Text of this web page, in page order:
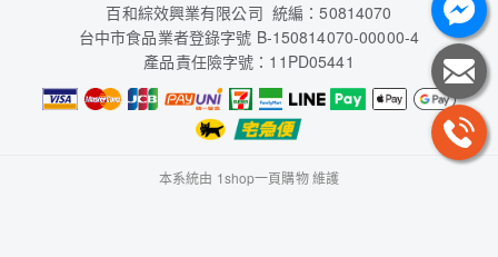
百和綜效興業有限公司 統編：50814070
台中市食品業者登錄字號 B-150814070-00000-4
產品責任險字號：11PD05441
本系統由 1shop一頁購物維護